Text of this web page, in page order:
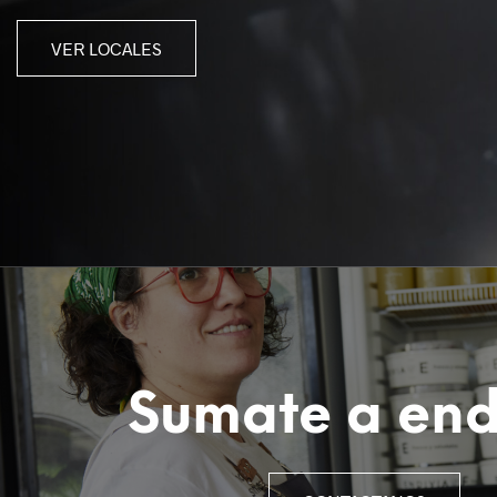
VER LOCALES
Sumate a